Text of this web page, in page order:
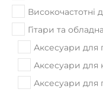
Високочастотні
Гітари та
Аксесуари для
Аксесуари для
Аксесуари для